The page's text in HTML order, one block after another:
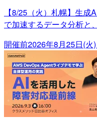
【8/25（火）札幌】生成
で加速するデータ分析と
開催前2026年8月25日(火